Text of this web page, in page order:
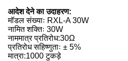
आदेश देने का उदाहरण:
मॉडल संख्याः RXL-A 30W
नामित शक्तिः 30W
नाममात्र प्रतिरोध:30Ω
प्रतिरोध सहिष्णुताः ± 5%
मात्रा:1000 टुकड़े